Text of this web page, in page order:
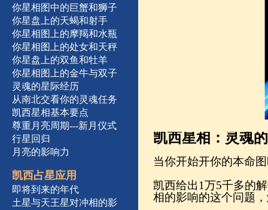
你星相图中的巨蟹和狮子
你星盘上的天蝎和射手
你星相图上的摩羯和水瓶
你星相图上的处女和天秤
你星盘上的双鱼和牡羊
你星相图上的金牛与双子
灵魂的星际经历
从南北交看你的灵魂任务
凯西星相基本要点
尊重月亮周期---新月仪式
行星回归
月亮的影响力
凯西占星应用
即将到来的年代
土星与天王星对冲相的影
凯西星相：灵魂
当你开始开你的本命
凯西给出1万5千多的
相的影响的这个问题